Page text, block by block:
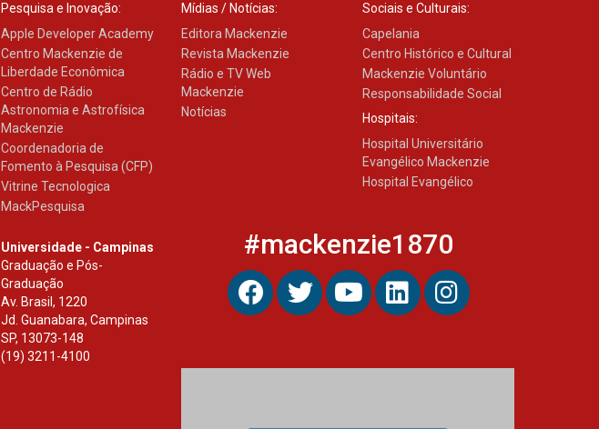
Pesquisa e Inovação:
Apple Developer Academy
Centro Mackenzie de
Liberdade Econômica
Centro de Rádio
Astronomia e Astrofísica
Mackenzie
Coordenadoria de
Fomento à Pesquisa (CFP)
Vitrine Tecnologica
MackPesquisa
Mídias / Notícias:
Editora Mackenzie
Revista Mackenzie
Rádio e TV Web
Mackenzie
Notícias
Sociais e Culturais:
Capelania
Centro Histórico e Cultural
Mackenzie Voluntário
Responsabilidade Social
Hospitais:
Hospital Universitário
Evangélico Mackenzie
Hospital Evangélico
Universidade - Campinas
Graduação e Pós-
Graduação
Av. Brasil, 1220
Jd. Guanabara, Campinas
SP, 13073-148
(19) 3211-4100
#mackenzie1870